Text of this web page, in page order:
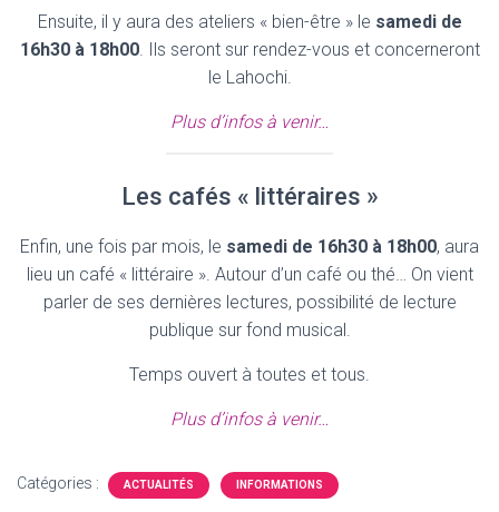
Ensuite, il y aura des ateliers « bien-être » le samedi de
16h30 à 18h00. Ils seront sur rendez-vous et concerneront
le Lahochi.
Plus d’infos à venir…
Les cafés « littéraires »
Enfin, une fois par mois, le samedi de 16h30 à 18h00, aura
lieu un café « littéraire ». Autour d’un café ou thé… On vient
parler de ses dernières lectures, possibilité de lecture
publique sur fond musical.
Temps ouvert à toutes et tous.
Plus d’infos à venir…
Catégories : ACTUALITÉS INFORMATIONS